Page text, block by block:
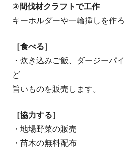
③間伐材クラフトで工作
キーホルダーや一輪挿しを作
［食べる］
・炊き込みご飯、ダージーパ
ど
旨いものを販売します。
［協力する］
・地場野菜の販売
・苗木の無料配布